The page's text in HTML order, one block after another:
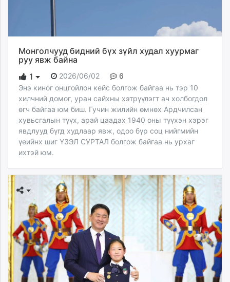
Монголчууд бидний бүх зүйл худал хуурмаг
руу явж байна
1
2026/06/02
6
Энэ киног онцгойлон кейс болгож байгаа нь тэр 10
хилчний домог, уран сайхны хэтрүүлэгт ач холбогдол
өгч байгаа юм биш. Гучин жилийн өмнөх Ардчилсан
хувьсгалын түүх, арай цаадах 1940 оны түүхэн хэрэг
явдлууд бүгд худлаар явж, одоо бүр соц нийгмийн
үеийнх шиг ҮЗЭЛ СУРТАЛ болгож байгаа нь урхаг
ихтэй юм.